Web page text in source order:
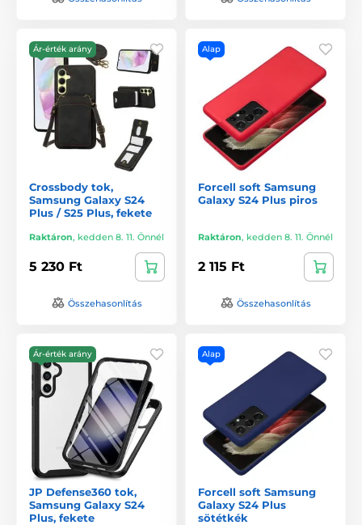
Ár-érték arány
Crossbody tok,
Samsung Galaxy S24
Plus / S25 Plus, fekete
Raktáron, kedden 8. 11. Önnél
5 230 Ft
Összehasonlítás
Alap
Forcell soft Samsung
Galaxy S24 Plus piros
Raktáron, kedden 8. 11. Önnél
2 115 Ft
Összehasonlítás
Ár-érték arány
JP Defense360 tok,
Samsung Galaxy S24
Plus, fekete
Alap
Forcell soft Samsung
Galaxy S24 Plus
sötétkék